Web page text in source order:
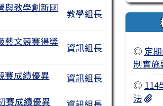
與教學創新國
教學組長
藝文競賽得獎
資訊組長
賽成績優異 資訊組長
賽成績優異
◎ 定
制實施
◎ 114
法